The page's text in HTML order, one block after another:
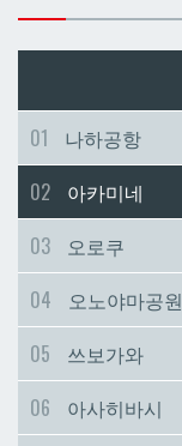
01
나하공항
02
아카미네
03
오로쿠
04
오노야마공원
05
쓰보가와
06
아사히바시